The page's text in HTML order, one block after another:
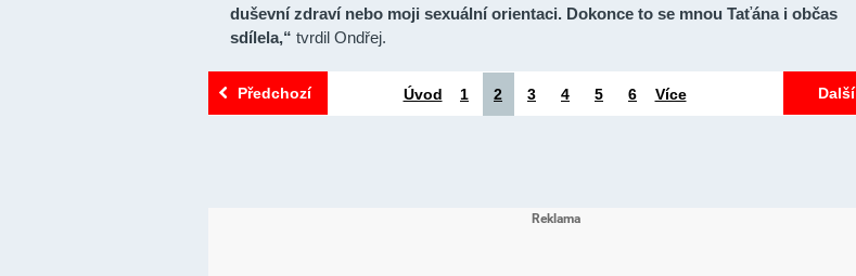
duševní zdraví nebo moji sexuální orientaci. Dokonce to se mnou Taťána i občas
sdílela,“ tvrdil Ondřej.
Předchozí Úvod 1 2 3 4 5 6 Více Další